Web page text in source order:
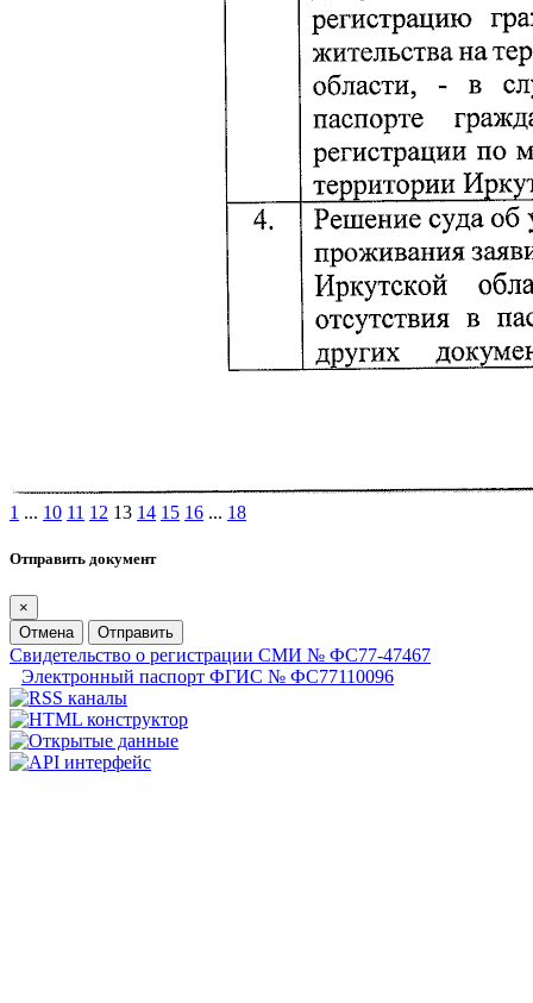
1 ... 10 11 12 13 14 15 16 ... 18
Отправить документ
×
Отмена
Отправить
Свидетельство о регистрации СМИ № ФС77-47467
Электронный паспорт ФГИС № ФС77110096